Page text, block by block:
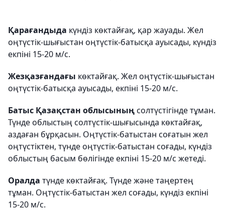
Қарағандыда күндіз көктайғақ, қар жауады. Жел
оңтүстік-шығыстан оңтүстік-батысқа ауысады, күндіз
екпіні 15-20 м/с.
Жезқазғандағы көктайғақ. Жел оңтүстік-шығыстан
оңтүстік-батысқа ауысады, екпіні 15-20 м/с.
Батыс Қазақстан облысыныңсолтүстігінде тұман.
Түнде облыстың солтүстік-шығысында көктайғақ,
аздаған бұрқасын. Оңтүстік-батыстан соғатын жел
оңтүстіктен, түнде оңтүстік-батыстан соғады, күндіз
облыстың басым бөлігінде екпіні 15-20 м/с жетеді.
Оралда түнде көктайғақ. Түнде және таңертең
тұман. Оңтүстік-батыстан жел соғады, күндіз екпіні
15-20 м/с.